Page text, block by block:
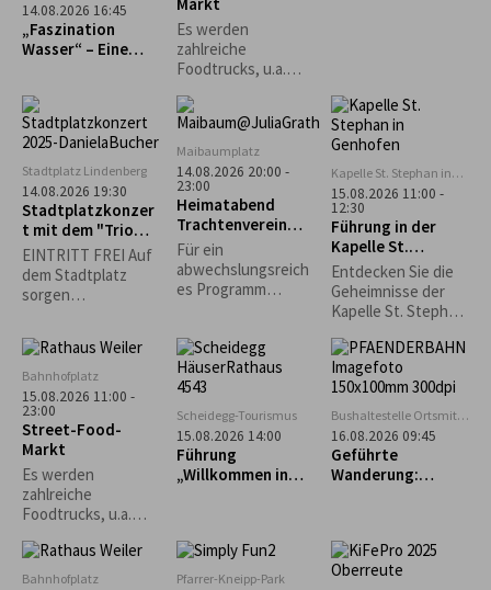
14.08.2026 16:45
„Faszination
Wasser“ – Eine
Es werden
zahlreiche
Foodtrucks, u.a.
asiatisch und vieles
mehr erwartet.
Stadtplatz Lindenberg
14.08.2026 19:30
Stadtplatzkonzer
t mit dem "Trio
Spontan"
EINTRITT FREI Auf
dem Stadtplatz
sorgen
Vereine für
Sitzgelegenheiten
und das leibliche
Wohl. *Die
Veranstaltung
findet nur bei
trockenem Wetter
statt.*
Maibaumplatz
14.08.2026 20:00 -
23:00
Heimatabend
Trachtenverein
Stiefenhofen
Für ein
abwechslungsreich
es Programm
Kindergruppe und
die aktiven Plattler.
Kapelle St. Stephan in
Genhofen
15.08.2026 11:00 -
12:30
Führung in der
Kapelle St.
Stephan in
Genhofen
Entdecken Sie die
Geheimnisse der
Kapelle St. Stephan
einer exklusiven
Führung mit
Heimatpfleger
Georg King!
Bahnhofplatz
15.08.2026 11:00 -
23:00
Street-Food-
Markt
Es werden
zahlreiche
Foodtrucks, u.a.
asiatisch und vieles
mehr erwartet.
Scheidegg-Tourismus
15.08.2026 14:00
Führung
„Willkommen in
Bushaltestelle Ortsmitte
Scheidegg
16.08.2026 09:45
Geführte
Wanderung:
Bahnhofplatz Pfarrer-Kneipp-Park